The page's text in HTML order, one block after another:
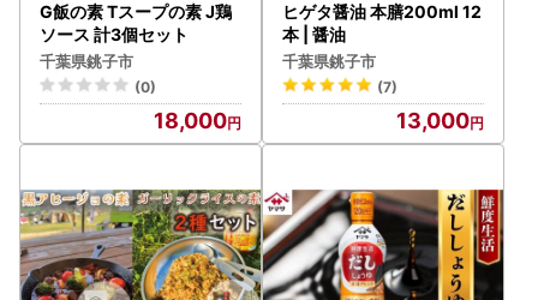
G飯の素 Tスープの素 J鶏
ソース 計3個セット
千葉県銚子市
(0)
18,000
ヒゲタ醤油 本膳200ml 12
本 | 醤油
千葉県銚子市
(7)
13,000